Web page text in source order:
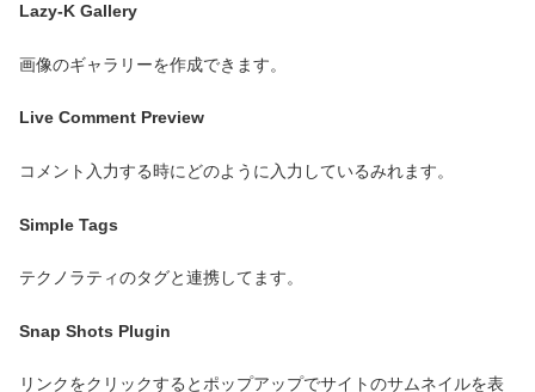
Lazy-K Gallery
画像のギャラリーを作成できます。
Live Comment Preview
コメント入力する時にどのように入力しているみれます。
Simple Tags
テクノラティのタグと連携してます。
Snap Shots Plugin
リンクをクリックするとポップアップでサイトのサムネイルを表